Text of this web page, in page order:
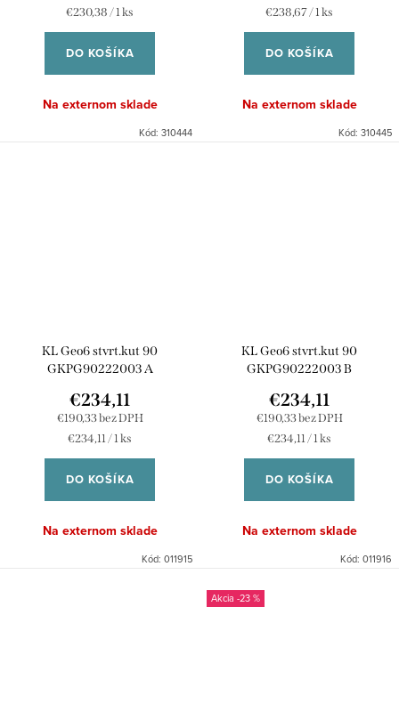
Jednotková
cena:
€230,38 / 1 ks
DO KOŠÍKA
Na externom sklade
Kód: 310444
Jednotková
cena:
€238,67 / 1 ks
DO KOŠÍKA
Na externom sklade
Kód: 310445
KL Geo6 stvrt.kut 90
GKPG90222003 A
€190,33 bez DPH
€234,11
Jednotková
€234,11 / 1 ks
DO KOŠÍKA
Na externom sklade
Kód: 011915
KL Geo6 stvrt.kut 90
GKPG90222003 B
€190,33 bez DPH
€234,11
Jednotková
€234,11 / 1 ks
DO KOŠÍKA
Na externom sklade
Kód: 011916
-23 %